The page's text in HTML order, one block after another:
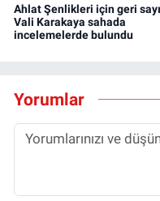
Ahlat Şenlikleri için geri
Vali Karakaya sahada
incelemelerde bulundu
Yorumlar